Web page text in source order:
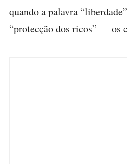
quando a palavra
“protecção dos ricos” — os